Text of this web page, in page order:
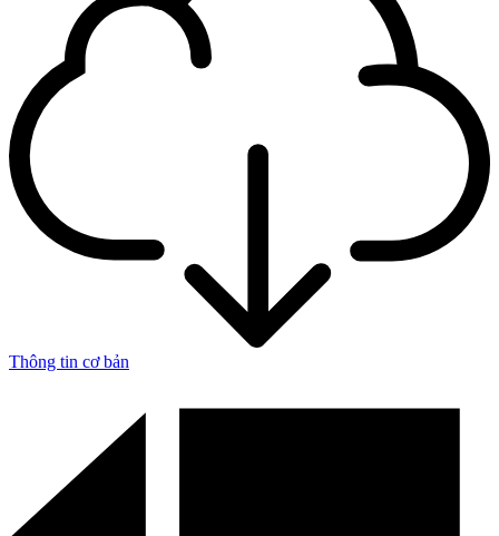
Thông tin cơ bản